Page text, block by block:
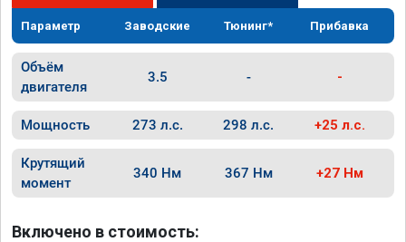
Параметр Заводские Тюнинг* Прибавка
Объём
двигателя
3.5 - -
Мощность 273 л.с. 298 л.с. +25 л.с.
Крутящий
момент
340 Нм 367 Нм +27 Нм
Включено в стоимость: